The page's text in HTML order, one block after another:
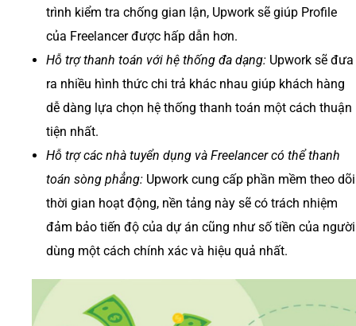
trình kiểm tra chống gian lận, Upwork sẽ giúp Profile
của Freelancer được hấp dẫn hơn.
Hỗ trợ thanh toán với hệ thống đa dạng: Upwork sẽ đưa
ra nhiều hình thức chi trả khác nhau giúp khách hàng
dễ dàng lựa chọn hệ thống thanh toán một cách thuận
tiện nhất.
Hỗ trợ các nhà tuyển dụng và Freelancer có thể thanh
toán sòng phẳng: Upwork cung cấp phần mềm theo dõi
thời gian hoạt động, nền tảng này sẽ có trách nhiệm
đảm bảo tiến độ của dự án cũng như số tiền của người
dùng một cách chính xác và hiệu quả nhất.